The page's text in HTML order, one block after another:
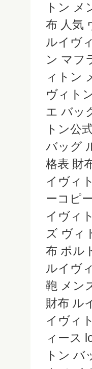
トン メ
布 人気
ルイヴ
ン マフ
ィトン
ヴィト
エ バッ
トン公
バッグ
格表 財
イヴィ
ーコピ
イヴィ
ズ ヴィ
布 ポル
ルイヴ
鞄 メン
財布 ル
イヴィ
ィース
トン バ